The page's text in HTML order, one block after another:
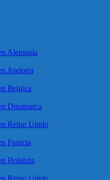
Alemania
Andorra
Belgica
Dinamarca
Reino Unido
Francia
Holanda
Reino Unido